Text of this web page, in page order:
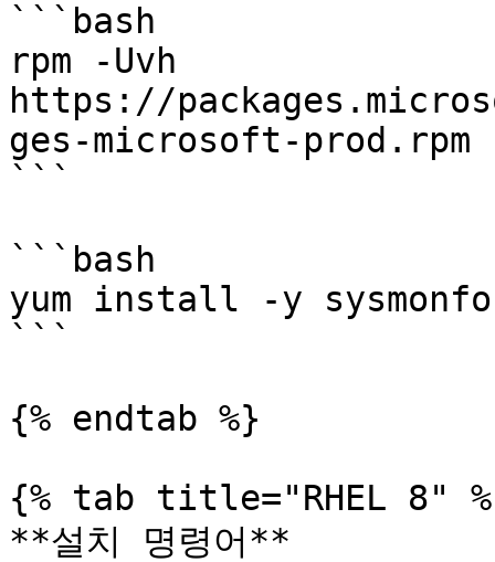
```bash
rpm -Uvh
https://
ges-microsoft-prod.rpm
```
```bash
yum install -y
```
{% endtab %}
{% tab title="RHEL 8"
**설치 명령어**